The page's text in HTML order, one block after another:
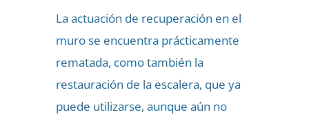
La actuación de recuperación en el
muro se encuentra prácticamente
rematada, como también la
restauración de la escalera, que ya
puede utilizarse, aunque aún no